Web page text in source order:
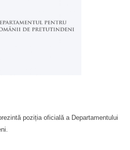
poziția oficială a Departamentului